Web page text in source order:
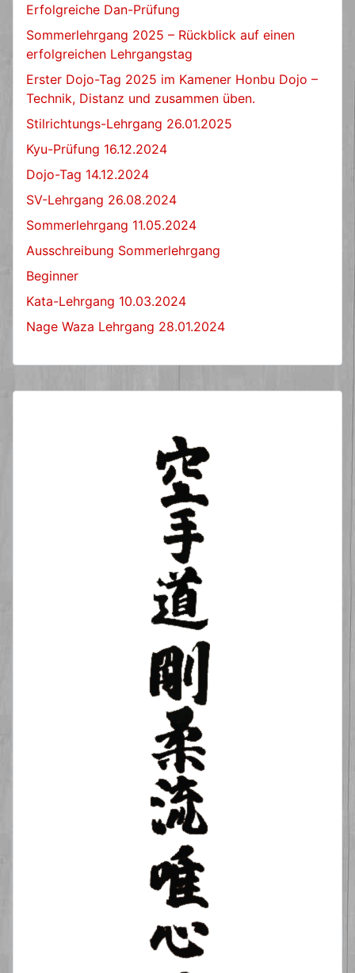
Erfolgreiche Dan-Prüfung
Sommerlehrgang 2025 – Rückblick auf einen
erfolgreichen Lehrgangstag
Erster Dojo-Tag 2025 im Kamener Honbu Dojo –
Technik, Distanz und zusammen üben.
Stilrichtungs-Lehrgang 26.01.2025
Kyu-Prüfung 16.12.2024
Dojo-Tag 14.12.2024
SV-Lehrgang 26.08.2024
Sommerlehrgang 11.05.2024
Ausschreibung Sommerlehrgang
Beginner
Kata-Lehrgang 10.03.2024
Nage Waza Lehrgang 28.01.2024